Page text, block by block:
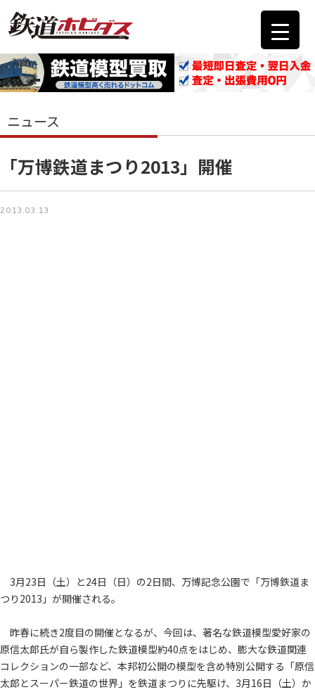
ニュース
「万博鉄道まつり2013」開催
2013.03.13
3月23日（土）と24日（日）の2日間、万博記念公園で「万博鉄道ま
つり2013」が開催される。
昨春に続き2度目の開催となるが、今回は、著名な鉄道模型愛好家の
原信太郎氏が自ら製作した鉄道模型約40点をはじめ、膨大な鉄道関連
コレクションの一部など、本邦初公開の模型を含め特別公開する「原信
太郎とスーパー鉄道の世界」を鉄道まつりに先駆け、3月16日（土）か